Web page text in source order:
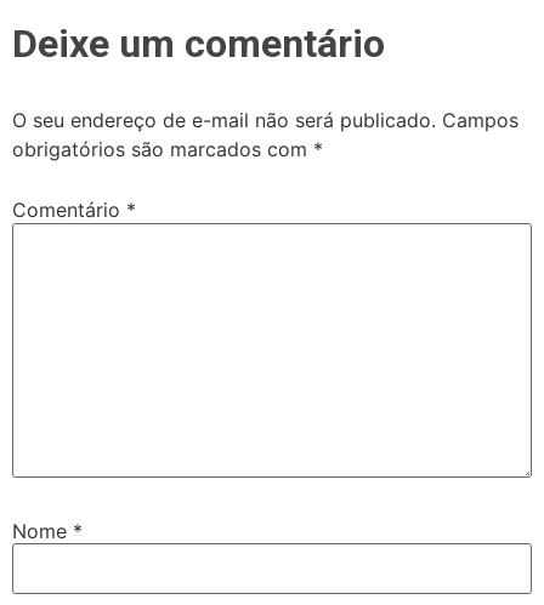
Deixe um comentário
O seu endereço de e-mail não será publicado. Campos
obrigatórios são marcados com *
Comentário *
Nome *